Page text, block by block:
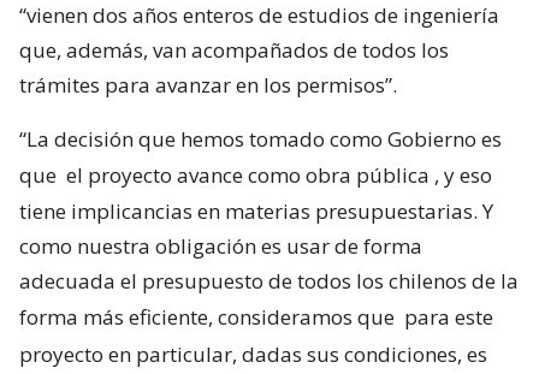
“vienen dos años enteros de estudios de ingeniería
que, además, van acompañados de todos los
trámites para avanzar en los permisos”.
“La decisión que hemos tomado como Gobierno es
que el proyecto avance como obra pública , y eso
tiene implicancias en materias presupuestarias. Y
como nuestra obligación es usar de forma
adecuada el presupuesto de todos los chilenos de la
forma más eficiente, consideramos que para este
proyecto en particular, dadas sus condiciones, es